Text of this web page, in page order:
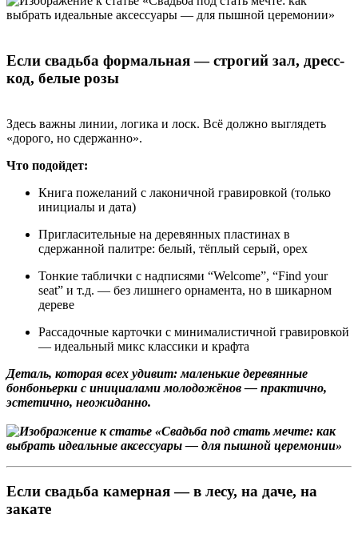
Если свадьба формальная — строгий зал, дресс-
код, белые розы
Здесь важны линии, логика и лоск. Всё должно выглядеть
«дорого, но сдержанно».
Что подойдет:
Книга пожеланий с лаконичной гравировкой (только
инициалы и дата)
Пригласительные на деревянных пластинах в
сдержанной палитре: белый, тёплый серый, орех
Тонкие таблички с надписями “Welcome”, “Find your
seat” и т.д. — без лишнего орнамента, но в шикарном
дереве
Рассадочные карточки с минималистичной гравировкой
— идеальный микс классики и крафта
Деталь, которая всех удивит: маленькие деревянные
бонбоньерки с инициалами молодожёнов — практично,
эстетично, неожиданно.
Если свадьба камерная — в лесу, на даче, на
закате